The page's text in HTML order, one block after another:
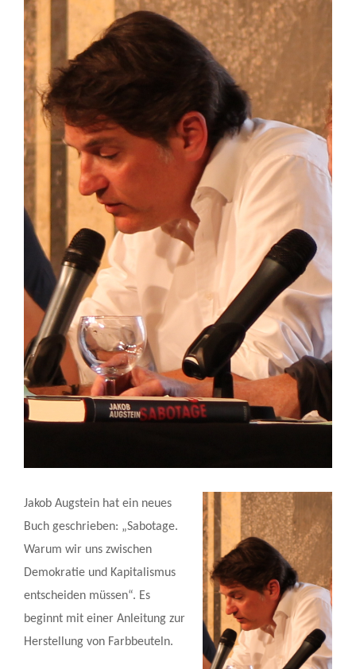
Jakob Augstein hat ein neues
Buch geschrieben: „Sabotage.
Warum wir uns zwischen
Demokratie und Kapitalismus
entscheiden müssen“. Es
beginnt mit einer Anleitung zur
Herstellung von Farbbeuteln.